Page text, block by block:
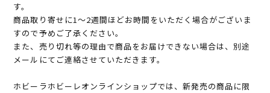
す。
商品取り寄せに1～2週間ほどお時間をいただく場合がございま
すので予めご了承ください。
また、売り切れ等の理由で商品をお届けできない場合は、別途
メールにてご連絡させていただきます。
ホビーラホビーレオンラインショップでは、新発売の商品に限